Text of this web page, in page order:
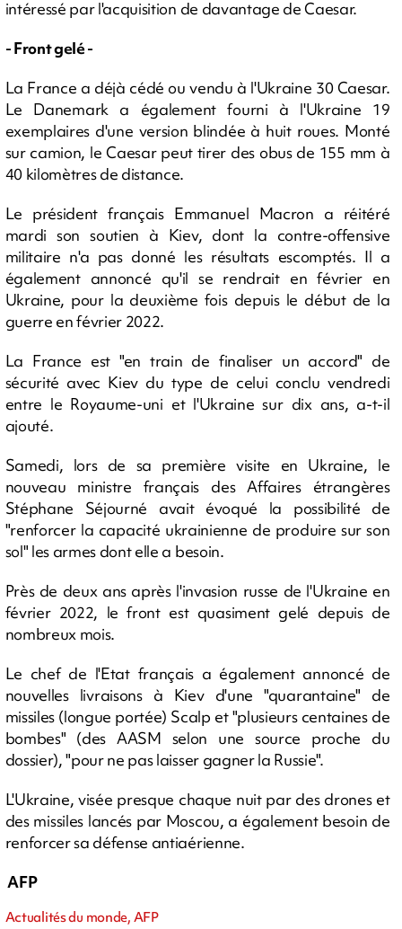
intéressé par l'acquisition de davantage de Caesar.
- Front gelé -
La France a déjà cédé ou vendu à l'Ukraine 30 Caesar.
Le Danemark a également fourni à l'Ukraine 19
exemplaires d'une version blindée à huit roues. Monté
sur camion, le Caesar peut tirer des obus de 155 mm à
40 kilomètres de distance.
Le président français Emmanuel Macron a réitéré
mardi son soutien à Kiev, dont la contre-offensive
militaire n'a pas donné les résultats escomptés. Il a
également annoncé qu'il se rendrait en février en
Ukraine, pour la deuxième fois depuis le début de la
guerre en février 2022.
La France est "en train de finaliser un accord" de
sécurité avec Kiev du type de celui conclu vendredi
entre le Royaume-uni et l'Ukraine sur dix ans, a-t-il
ajouté.
Samedi, lors de sa première visite en Ukraine, le
nouveau ministre français des Affaires étrangères
Stéphane Séjourné avait évoqué la possibilité de
"renforcer la capacité ukrainienne de produire sur son
sol" les armes dont elle a besoin.
Près de deux ans après l'invasion russe de l'Ukraine en
février 2022, le front est quasiment gelé depuis de
nombreux mois.
Le chef de l'Etat français a également annoncé de
nouvelles livraisons à Kiev d'une "quarantaine" de
missiles (longue portée) Scalp et "plusieurs centaines de
bombes" (des AASM selon une source proche du
dossier), "pour ne pas laisser gagner la Russie".
L'Ukraine, visée presque chaque nuit par des drones et
des missiles lancés par Moscou, a également besoin de
renforcer sa défense antiaérienne.
AFP
Actualités du monde, AFP